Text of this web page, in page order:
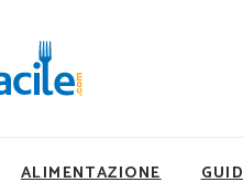
ALIMENTAZIONE